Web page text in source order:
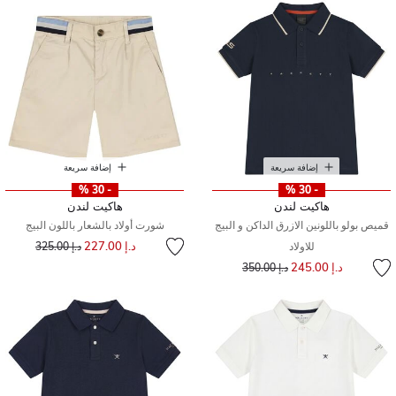
إضافة سريعة
- 30 %
هاكيت لندن
قميص بولو باللونين الازرق الداكن و البيج
للاولاد
د.إ 245.00 سعر مخفض مند.إ 350.00
إضافة سريعة
- 30 %
هاكيت لندن
شورت أولاد بالشعار باللون البيج
د.إ 227.00 سعر مخفض من
د.إ 325.00 إلى